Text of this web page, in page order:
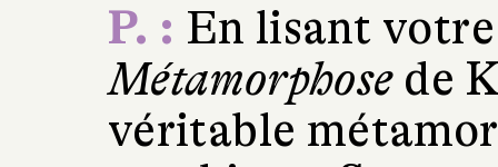
P. : En lisant
Métamorphosede
véritable